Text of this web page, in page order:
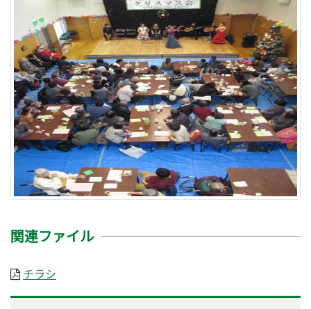
関連ファイル
チラシ